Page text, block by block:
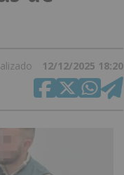
12/12/2025 18:20